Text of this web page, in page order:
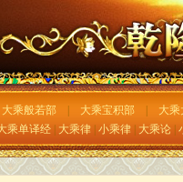
大乘般若部 大乘宝积部
大乘
乘单译经 大乘律 小乘律 大乘论